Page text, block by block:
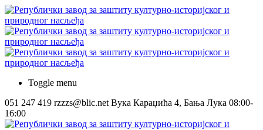
Toggle menu
051 247 419 rzzzs@blic.net Вука Караџића 4, Бања Лука 08:00-
16:00